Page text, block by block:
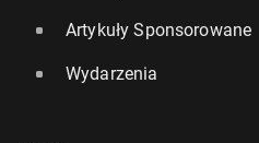
Artykuły Sponsorowane
Wydarzenia